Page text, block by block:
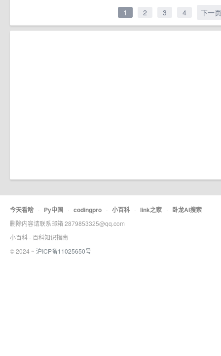
1 2 3 4 下一页
今天看啥 · Py中国 · codingpro · 小百科 · link之家 · 卧龙AI搜索
删除内容请联系邮箱 2879853325@qq.com
小百科 - 百科知识指南
© 2024 ~ 沪ICP备11025650号